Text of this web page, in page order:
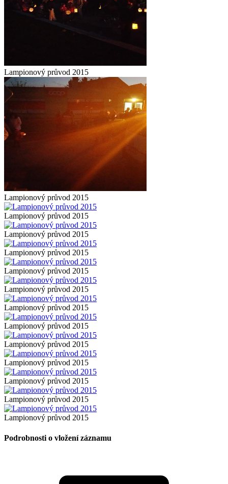
Lampionový průvod 2015
Lampionový průvod 2015
Lampionový průvod 2015
Lampionový průvod 2015
Lampionový průvod 2015
Lampionový průvod 2015
Lampionový průvod 2015
Lampionový průvod 2015
Lampionový průvod 2015
Lampionový průvod 2015
Lampionový průvod 2015
Lampionový průvod 2015
Lampionový průvod 2015
Lampionový průvod 2015
Podrobnosti o vložení záznamu